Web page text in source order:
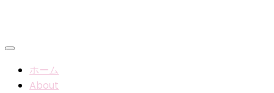
ホーム
About